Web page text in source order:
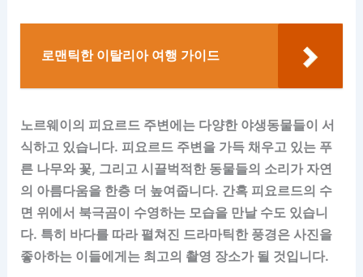
로맨틱한 이탈리아 여행 가이드
노르웨이의 피요르드 주변에는 다양한 야생동물들이 서
식하고 있습니다. 피요르드 주변을 가득 채우고 있는 푸
른 나무와 꽃, 그리고 시끌벅적한 동물들의 소리가 자연
의 아름다움을 한층 더 높여줍니다. 간혹 피요르드의 수
면 위에서 북극곰이 수영하는 모습을 만날 수도 있습니
다. 특히 바다를 따라 펼쳐진 드라마틱한 풍경은 사진을
좋아하는 이들에게는 최고의 촬영 장소가 될 것입니다.